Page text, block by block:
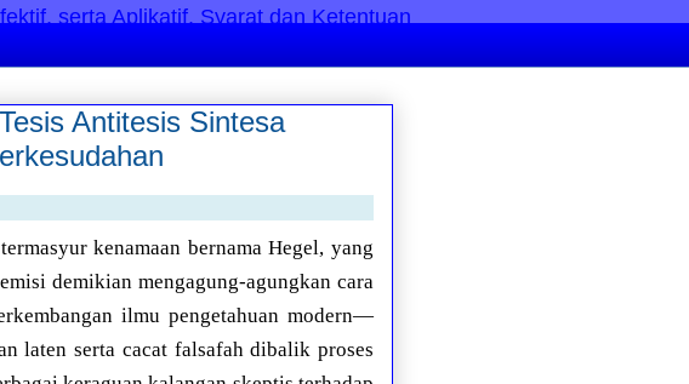
serta Aplikatif. Syarat dan Ketentuan
Antitesis Sintesa
kenamaan bernama Hegel, yang
demikian mengagung-agungkan cara
ilmu pengetahuan modern—
laten serta cacat falsafah dibalik proses